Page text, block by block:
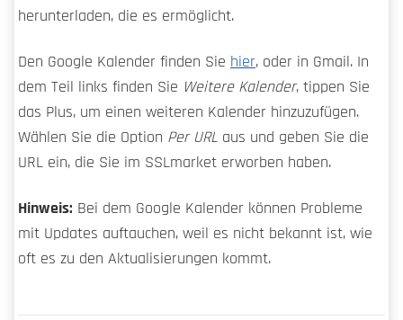
herunterladen, die es ermöglicht.
Den Google Kalender finden Sie hier, oder in Gmail. In
dem Teil links finden Sie Weitere Kalender, tippen Sie
das Plus, um einen weiteren Kalender hinzuzufügen.
Wählen Sie die Option Per URL aus und geben Sie die
URL ein, die Sie im SSLmarket erworben haben.
Hinweis: Bei dem Google Kalender können Probleme
mit Updates auftauchen, weil es nicht bekannt ist, wie
oft es zu den Aktualisierungen kommt.